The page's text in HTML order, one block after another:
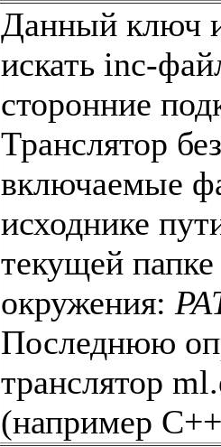
Данный ключ
искать inc-
сторонние
Транслятор
включаемые
исходнике
текущей
окружения:
Последнюю
транслятор
(например